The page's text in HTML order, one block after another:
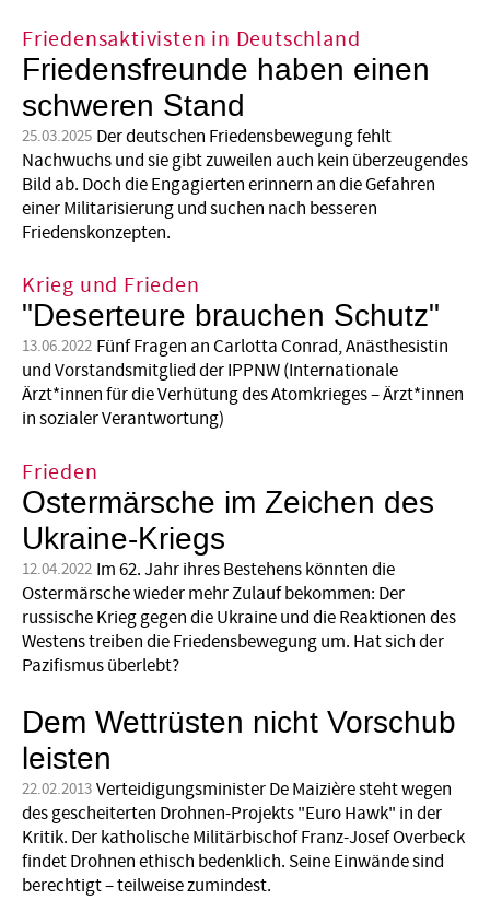
Friedensaktivisten in Deutschland
Friedensfreunde haben einen
schweren Stand
25.03.2025 Der deutschen Friedensbewegung fehlt
Nachwuchs und sie gibt zuweilen auch kein überzeugendes
Bild ab. Doch die Engagierten erinnern an die Gefahren
einer Militarisierung und suchen nach besseren
Friedenskonzepten.
Krieg und Frieden
"Deserteure brauchen Schutz"
13.06.2022 Fünf Fragen an Carlotta Conrad, Anästhesistin
und Vorstandsmitglied der IPPNW (Internationale
Ärzt*innen für die Verhütung des Atomkrieges – Ärzt*innen
in sozialer Verantwortung)
Frieden
Ostermärsche im Zeichen des
Ukraine-Kriegs
12.04.2022 Im 62. Jahr ihres Bestehens könnten die
Ostermärsche wieder mehr Zulauf bekommen: Der
russische Krieg gegen die Ukraine und die Reaktionen des
Westens treiben die Friedensbewegung um. Hat sich der
Pazifismus überlebt?
Dem Wettrüsten nicht Vorschub
leisten
22.02.2013 Verteidigungsminister De Maizière steht wegen
des gescheiterten Drohnen-Projekts "Euro Hawk" in der
Kritik. Der katholische Militärbischof Franz-Josef Overbeck
findet Drohnen ethisch bedenklich. Seine Einwände sind
berechtigt – teilweise zumindest.